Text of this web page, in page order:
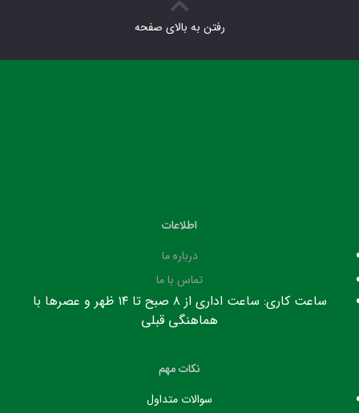
رفتن به بالای صفحه
اطلاعات
درباره ما
تماس با ما
ساعت کاری: ساعت اداری از ۸ صبح تا ۱۴ ظهر و عصرها با
هماهنگی قبلی
نکات مهم
سوالات متداول